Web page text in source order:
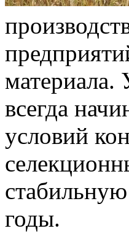
материала.
всегда
условий
годы.